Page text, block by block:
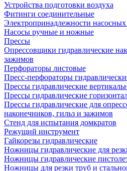
Устройства подготовки воздуха
Фитинги соединительные
Электропринадлежности
Насосы ручные и ножные
Прессы
Опрессовщики гидравлические
зажимов
Перфораторы листовые
Пресс-перфораторы
Прессы гидравлические
Прессы гидравлические
Прессы гидравлические для
наконечников, гильз и зажимов
Стенд для испытания домкратов
Режущий инструмент
Гайкорезы гидравлические
Ножницы гидравлические для
Ножницы гидравлические
Ножницы для резки труб и